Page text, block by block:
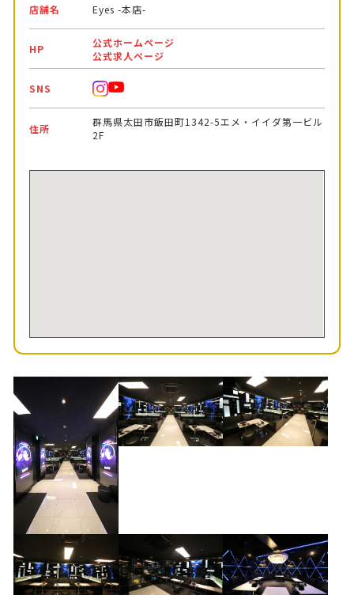
店舗名 Eyes -本店-
HP
公式ホームページ
公式求人ページ
SNS
住所
群馬県太田市飯田町1342-5エメ・イイダ第一ビル
2F